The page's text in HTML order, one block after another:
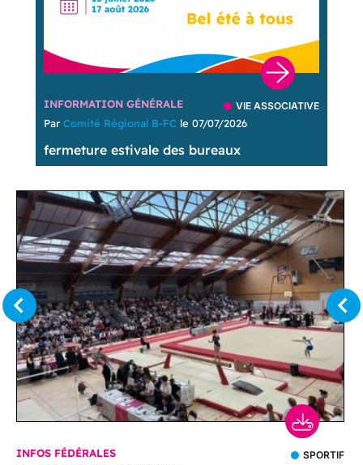
INFORMATION GÉNÉRALE VIE ASSOCIATIVE
Par Comité Régional B-FC le 07/07/2026
fermeture estivale des bureaux
INFOS FÉDÉRALES SPORTIF